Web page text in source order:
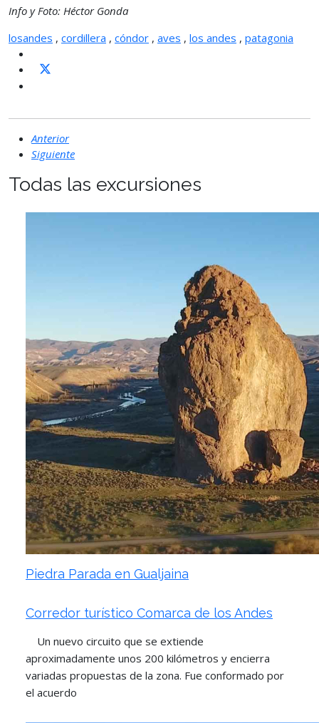
Info y Foto: Héctor Gonda
losandes , cordillera , cóndor , aves , los andes , patagonia
Anterior
Siguiente
Todas las excursiones
Piedra Parada en Gualjaina
Corredor turístico Comarca de los Andes
Un nuevo circuito que se extiende
aproximadamente unos 200 kilómetros y encierra
variadas propuestas de la zona. Fue conformado por
el acuerdo